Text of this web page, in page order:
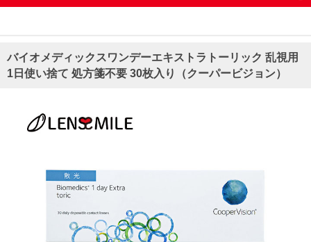
バイオメディックスワンデーエキストラトーリック 乱視用
1日使い捨て 処方箋不要 30枚入り（クーパービジョン）